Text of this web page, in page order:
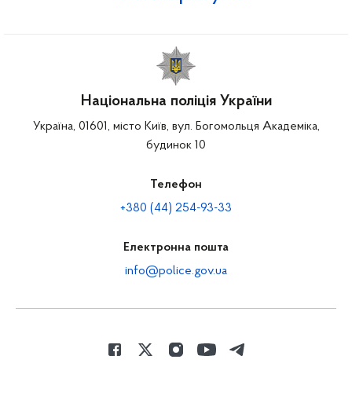
Національна поліція України
Україна, 01601, місто Київ, вул. Богомольця Академіка,
будинок 10
Телефон
+380 (44) 254-93-33
Електронна пошта
info@police.gov.ua